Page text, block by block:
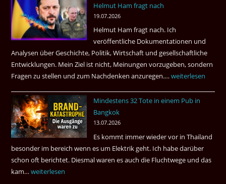
3
Tote
kamen
dazu.
Helmut Ham fragt nach
19.07.2026
Helmut Ham fragt nach. Ich
veröffentliche Dokumentationen und
Analysen über Geschichte, Politik, Wirtschaft und gesellschaftliche
Entwicklungen. Mein Ziel ist nicht, Meinungen vorzugeben, sondern
Fragen zu stellen und zum Nachdenken anzuregen.…Russland
Was
können?
|
Helmut
weiterlesen
Mindestens 32 Tote in einem Pub in
Bangkok
13.07.2026
Es kommt immer wieder vor in Thailand
besonder im bereich wenn es um Elektrik geht. Ich habe darüber
schon oft berichtet. Diesmal waren es auch die Fluchtwege und das
kam…Mindestens
weiterlesen